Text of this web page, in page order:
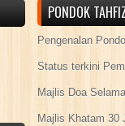
PONDOK
Pengenalan
Status terkini
Majlis Doa
Majlis Khatam 30